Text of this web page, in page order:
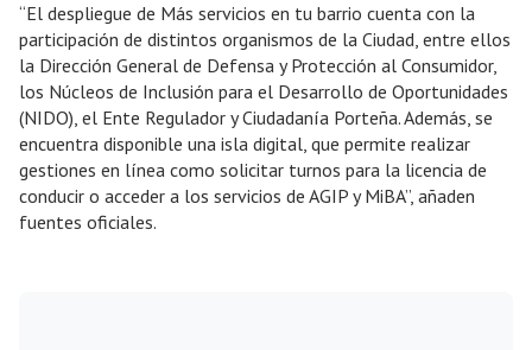
“El despliegue de Más servicios en tu barrio cuenta con la
participación de distintos organismos de la Ciudad, entre ellos
la Dirección General de Defensa y Protección al Consumidor,
los Núcleos de Inclusión para el Desarrollo de Oportunidades
(NIDO), el Ente Regulador y Ciudadanía Porteña. Además, se
encuentra disponible una isla digital, que permite realizar
gestiones en línea como solicitar turnos para la licencia de
conducir o acceder a los servicios de AGIP y MiBA”, añaden
fuentes oficiales.